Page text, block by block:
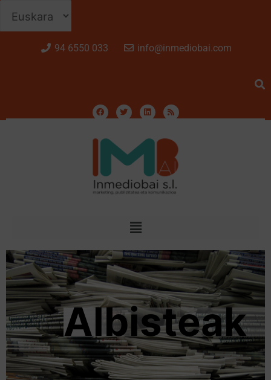
94 6550 033 info@inmediobai.com
Albisteak